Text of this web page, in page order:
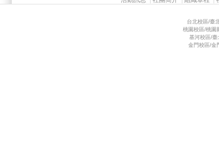
台北校區/臺
桃園校區/桃園
基河校區/臺
金門校區/金